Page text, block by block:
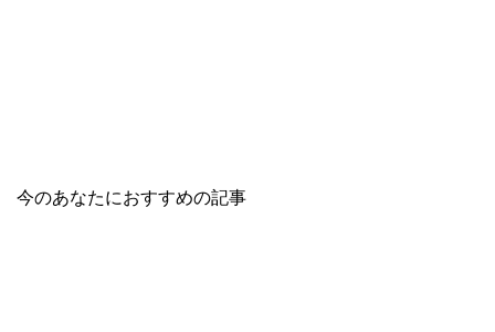
今のあなたにおすすめの記事